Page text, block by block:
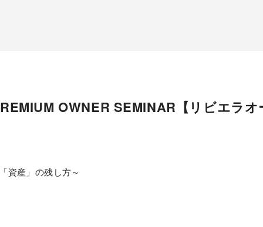
OWNER SEMINAR【リビエラオ
資産」の残し方～